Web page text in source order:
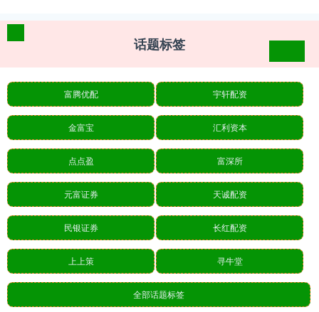
话题标签
富腾优配 宇轩配资
金富宝 汇利资本
点点盈 富深所
元富证券 天诚配资
民银证券 长红配资
上上策 寻牛堂
全部话题标签